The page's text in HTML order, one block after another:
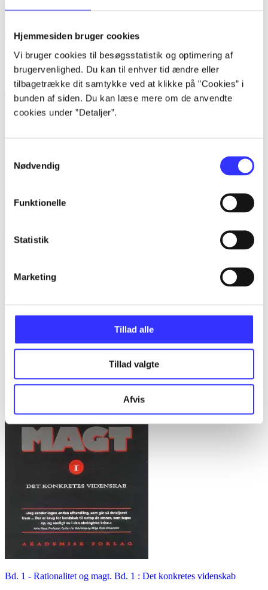
Hjemmesiden bruger cookies
Vi bruger cookies til besøgsstatistik og optimering af
brugervenlighed. Du kan til enhver tid ændre eller
tilbagetrække dit samtykke ved at klikke på ”Cookies” i
bunden af siden. Du kan læse mere om de anvendte
cookies under ”Detaljer”.
Nødvendig
Funktionelle
Statistik
Marketing
Tillad alle
Tillad valgte
Afvis
Bind 1 -Rationalitet og magt. Bind 1 : Det konkretes videnskab
Bent Flyvbjerg
Bd. 1 -Rationalitet og magt. Bd. 1 : Det konkretes videnskab
Bd. 1 - Rationalitet og magt. Bd. 1 : Det konkretes videnskab